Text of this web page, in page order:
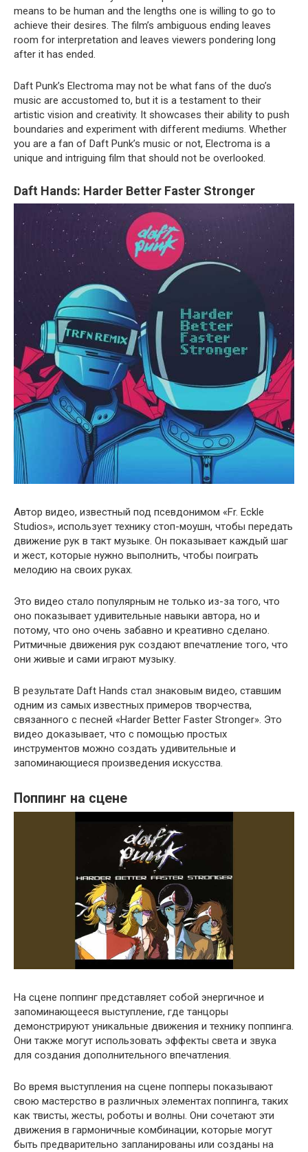
means to be human and the lengths one is willing to go to
achieve their desires. The film’s ambiguous ending leaves
room for interpretation and leaves viewers pondering long
after it has ended.
Daft Punk’s Electroma may not be what fans of the duo’s
music are accustomed to, but it is a testament to their
artistic vision and creativity. It showcases their ability to push
boundaries and experiment with different mediums. Whether
you are a fan of Daft Punk’s music or not, Electroma is a
unique and intriguing film that should not be overlooked.
Daft Hands: Harder Better Faster Stronger
Автор видео, известный под псевдонимом «Fr. Eckle
Studios», использует технику стоп-моушн, чтобы передать
движение рук в такт музыке. Он показывает каждый шаг
и жест, которые нужно выполнить, чтобы поиграть
мелодию на своих руках.
Это видео стало популярным не только из-за того, что
оно показывает удивительные навыки автора, но и
потому, что оно очень забавно и креативно сделано.
Ритмичные движения рук создают впечатление того, что
они живые и сами играют музыку.
В результате Daft Hands стал знаковым видео, ставшим
одним из самых известных примеров творчества,
связанного с песней «Harder Better Faster Stronger». Это
видео доказывает, что с помощью простых
инструментов можно создать удивительные и
запоминающиеся произведения искусства.
Поппинг на сцене
На сцене поппинг представляет собой энергичное и
запоминающееся выступление, где танцоры
демонстрируют уникальные движения и технику поппинга.
Они также могут использовать эффекты света и звука
для создания дополнительного впечатления.
Во время выступления на сцене попперы показывают
свою мастерство в различных элементах поппинга, таких
как твисты, жесты, роботы и волны. Они сочетают эти
движения в гармоничные комбинации, которые могут
быть предварительно запланированы или созданы на